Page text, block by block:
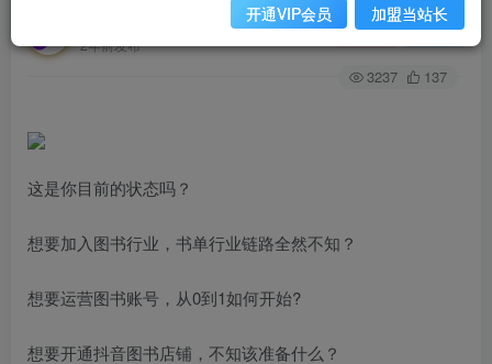
2年前发布
关注 私信
3237 137
这是你目前的状态吗？
想要加入图书行业，书单行业链路全然不知？
想要运营图书账号，从0到1如何开始?
想要开通抖音图书店铺，不知该准备什么？
开通VIP会员 加盟当站长